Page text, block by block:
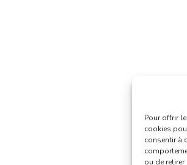
Pour offrir
cookies
consentir à
ou de